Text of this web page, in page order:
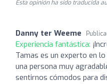
Esta opinión ha sido traducida
Danny ter Weeme
Experiencia fantástica:
Tamas es un experto en
una persona muy
sentirnos cómodos para